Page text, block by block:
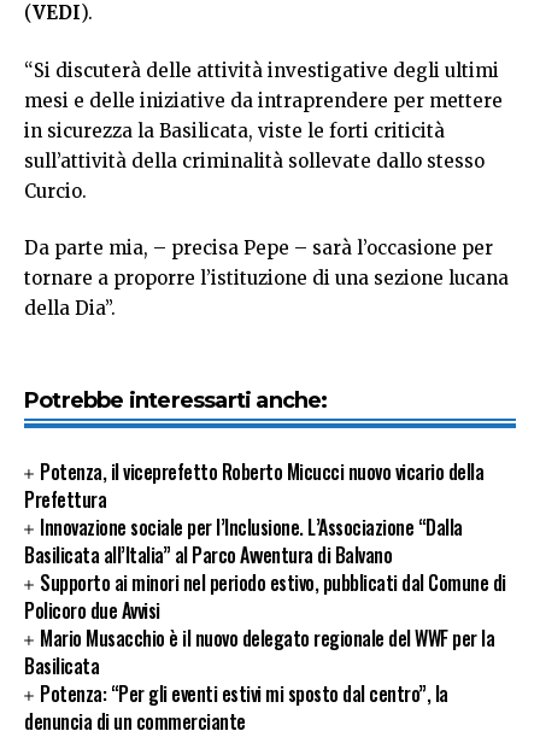
(VEDI).
“Si discuterà delle attività investigative degli ultimi
mesi e delle iniziative da intraprendere per mettere
in sicurezza la Basilicata, viste le forti criticità
sull’attività della criminalità sollevate dallo stesso
Curcio.
Da parte mia, – precisa Pepe – sarà l’occasione per
tornare a proporre l’istituzione di una sezione lucana
della Dia”.
Potrebbe interessarti anche:
Potenza, il viceprefetto Roberto Micucci nuovo vicario della
Prefettura
Innovazione sociale per l’Inclusione. L’Associazione “Dalla
Basilicata all’Italia” al Parco Avventura di Balvano
Supporto ai minori nel periodo estivo, pubblicati dal Comune di
Policoro due Avvisi
Mario Musacchio è il nuovo delegato regionale del WWF per la
Basilicata
Potenza: “Per gli eventi estivi mi sposto dal centro”, la
denuncia di un commerciante